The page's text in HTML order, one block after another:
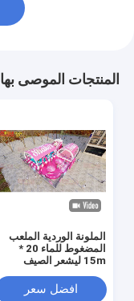
المنتجات الموصى بها
الملونة الوردية الملعب
المضغوط للماء 20 *
15m ليشعر الصيف
افضل سعر